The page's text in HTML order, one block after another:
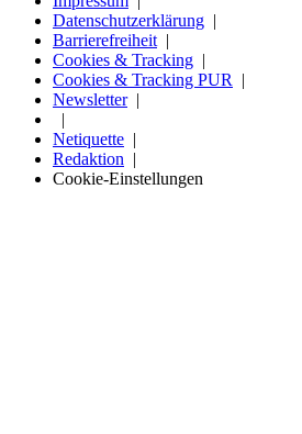
Datenschutzerklärung
Barrierefreiheit
Cookies & Tracking
Cookies & Tracking PUR
Newsletter
Netiquette
Redaktion
Cookie-Einstellungen